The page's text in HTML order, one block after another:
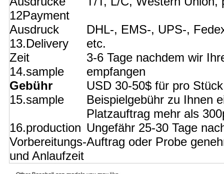
12Payment
Ausdruck
13.Delivery
DHL-, EMS-, UPS-,
etc.
Zeit
14.sample
3-6 Tage nachdem wir
empfangen
Gebühr
15.sample
USD 30-50$ für pro
Beispielgebühr zu Ihnen
Platzauftrag mehr als
16.production
Vorbereitungs-
und Anlaufzeit
Ungefähr 25-30 Tage
Auftrag oder Probe